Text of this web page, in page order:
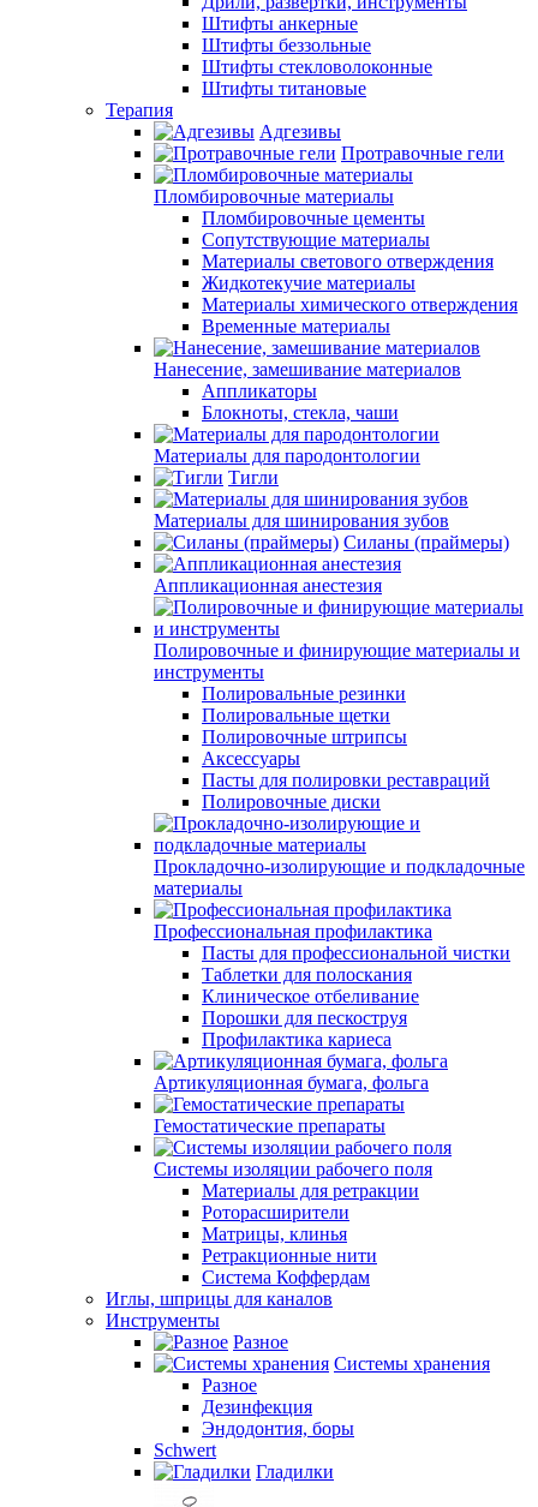
Штифты анкерные
Штифты беззольные
Штифты стекловолоконные
Штифты титановые
Терапия
Адгезивы
Протравочные гели
Пломбировочные материалы
Пломбировочные цементы
Сопутствующие материалы
Материалы светового отверждения
Жидкотекучие материалы
Материалы химического отверждения
Временные материалы
Нанесение, замешивание материалов
Аппликаторы
Блокноты, стекла, чаши
Материалы для пародонтологии
Тигли
Материалы для шинирования зубов
Силаны (праймеры)
Аппликационная анестезия
Полировочные и финирующие материалы и
инструменты
Полировальные резинки
Полировальные щетки
Полировочные штрипсы
Аксессуары
Пасты для полировки реставраций
Полировочные диски
Прокладочно-изолирующие и подкладочные
материалы
Профессиональная профилактика
Пасты для профессиональной чистки
Таблетки для полоскания
Клиническое отбеливание
Порошки для пескоструя
Профилактика кариеса
Артикуляционная бумага, фольга
Гемостатические препараты
Системы изоляции рабочего поля
Материалы для ретракции
Роторасширители
Матрицы, клинья
Ретракционные нити
Система Коффердам
Иглы, шприцы для каналов
Инструменты
Разное
Системы хранения
Разное
Дезинфекция
Эндодонтия, боры
Schwert
Гладилки